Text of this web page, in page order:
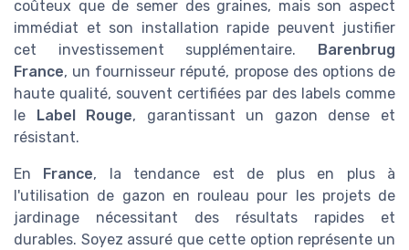
coûteux que de semer des graines, mais son aspect
immédiat et son installation rapide peuvent justifier
cet investissement supplémentaire. Barenbrug
France, un fournisseur réputé, propose des options de
haute qualité, souvent certifiées par des labels comme
le Label Rouge, garantissant un gazon dense et
résistant.
En France, la tendance est de plus en plus à
l'utilisation de gazon en rouleau pour les projets de
jardinage nécessitant des résultats rapides et
durables. Soyez assuré que cette option représente un